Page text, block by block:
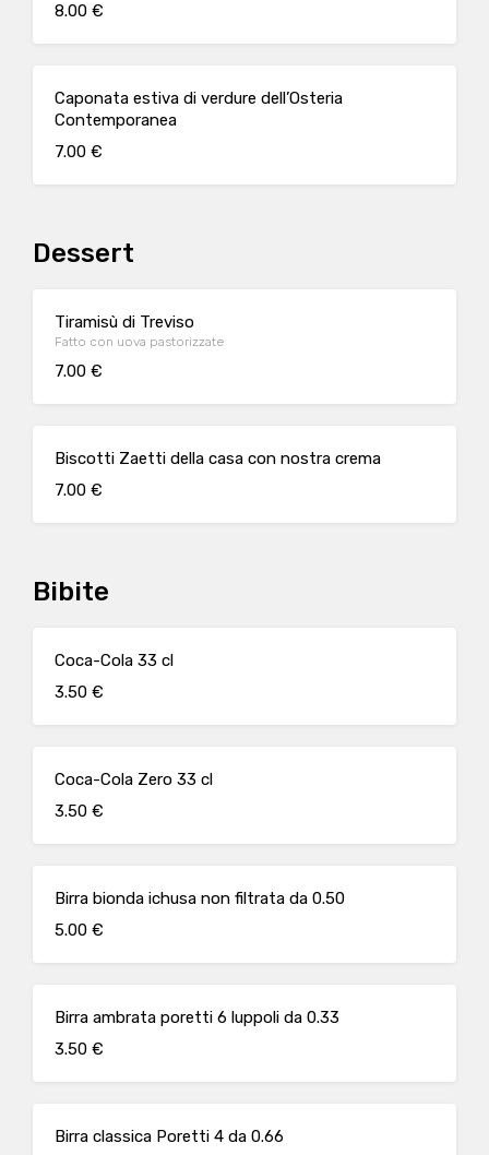
8.00 €
Caponata estiva di verdure dell’Osteria
Contemporanea
7.00 €
Dessert
Tiramisù di Treviso
Fatto con uova pastorizzate
7.00 €
Biscotti Zaetti della casa con nostra crema
7.00 €
Bibite
Coca-Cola 33 cl
3.50 €
Coca-Cola Zero 33 cl
3.50 €
Birra bionda ichusa non filtrata da 0.50
5.00 €
Birra ambrata poretti 6 luppoli da 0.33
3.50 €
Birra classica Poretti 4 da 0.66